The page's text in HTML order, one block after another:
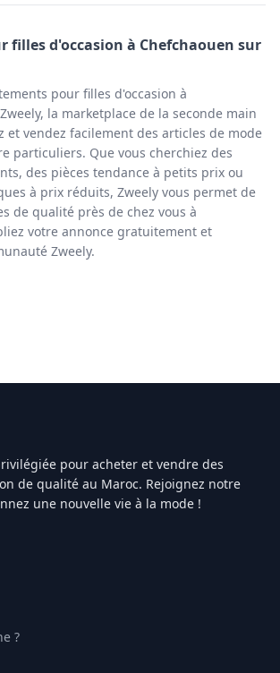
fillesd'occasion à Chefchaouen sur
pour filles d'occasion à
la marketplace de la seconde main
et vendez facilement des articles de mode
particuliers. Que vous cherchiez des
des pièces tendance à petits prix ou
à prix réduits, Zweely vous permet de
de qualité près de chez vous à
votre annonce gratuitement et
Zweely.
pour acheter et vendre des
de qualité au Maroc. Rejoignez notre
une nouvelle vie à la mode !
?